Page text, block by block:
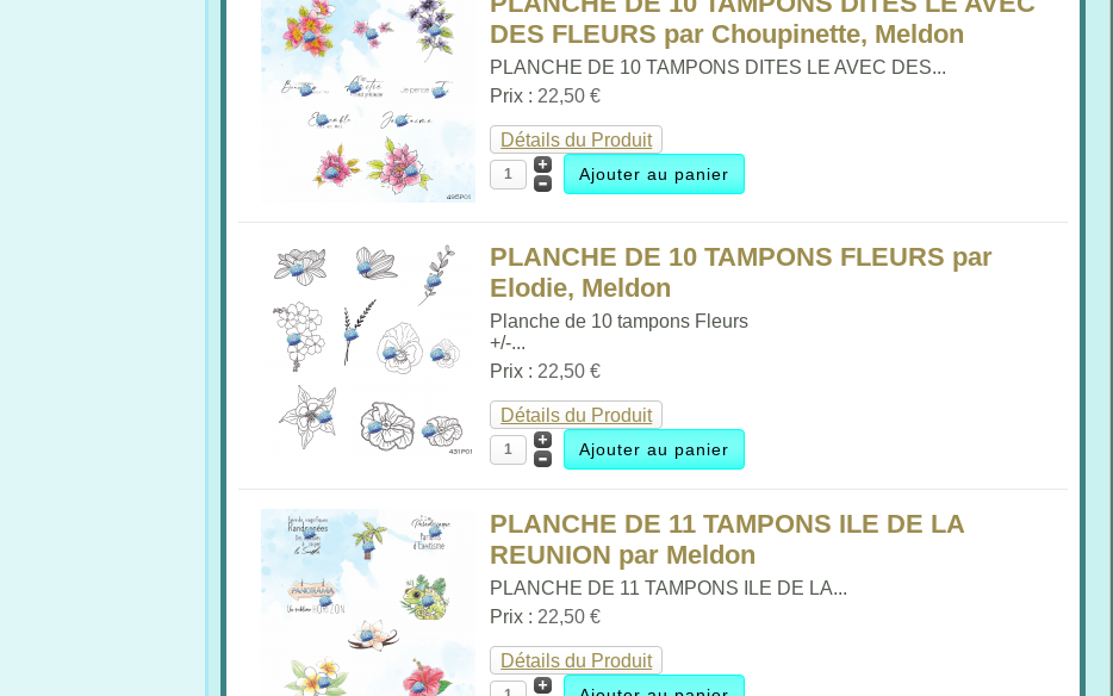
DES FLEURS par Choupinette, Meldon
PLANCHE DE 10 TAMPONS DITES LE AVEC DES...
Prix : 22,50 €
Détails du Produit
PLANCHE DE 10 TAMPONS FLEURS par
Elodie, Meldon
Planche de 10 tampons Fleurs
+/-...
Prix : 22,50 €
Détails du Produit
PLANCHE DE 11 TAMPONS ILE DE LA
REUNION par Meldon
PLANCHE DE 11 TAMPONS ILE DE LA...
Prix : 22,50 €
Détails du Produit